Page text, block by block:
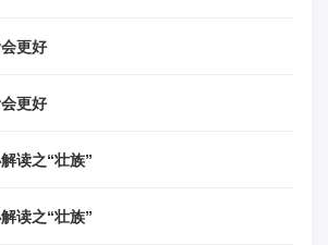
更好
更好
读之“壮族”
读之“壮族”